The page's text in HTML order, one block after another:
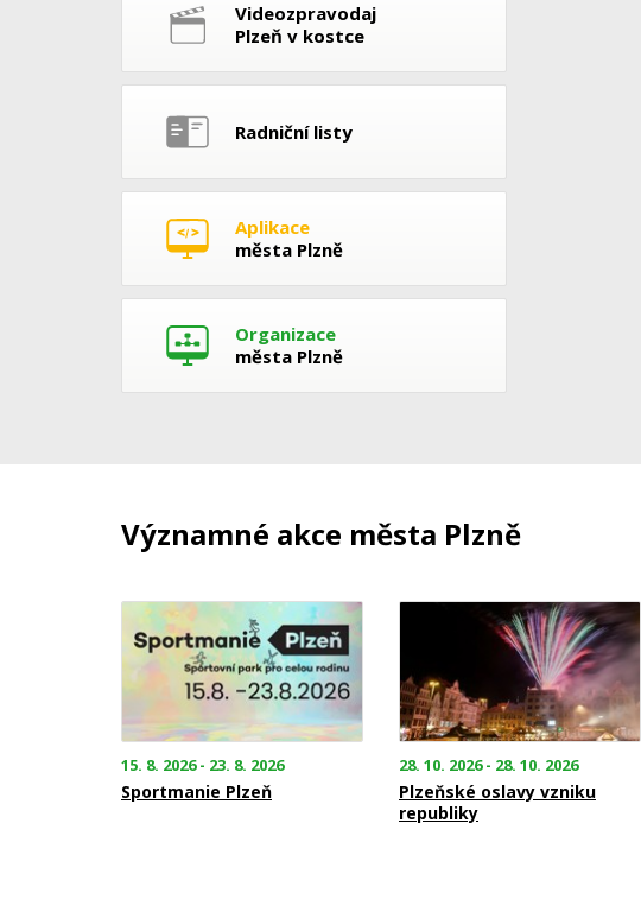
Videozpravodaj
Plzeň v kostce
Radniční listy
Aplikace
města Plzně
Organizace
města Plzně
Významné akce města Plzně
15. 8. 2026 - 23. 8. 2026
Sportmanie Plzeň
28. 10. 2026 - 28. 10. 2026
Plzeňské oslavy vzniku
republiky